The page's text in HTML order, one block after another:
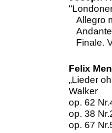
Allegro
Andante
Finale.
Felix
„Lieder
Walker
op. 62
op. 38
op. 67